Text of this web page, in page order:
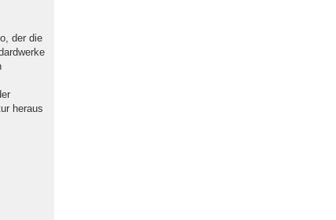
der die
heraus